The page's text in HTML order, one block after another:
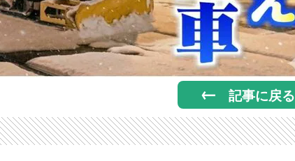
記事に戻る